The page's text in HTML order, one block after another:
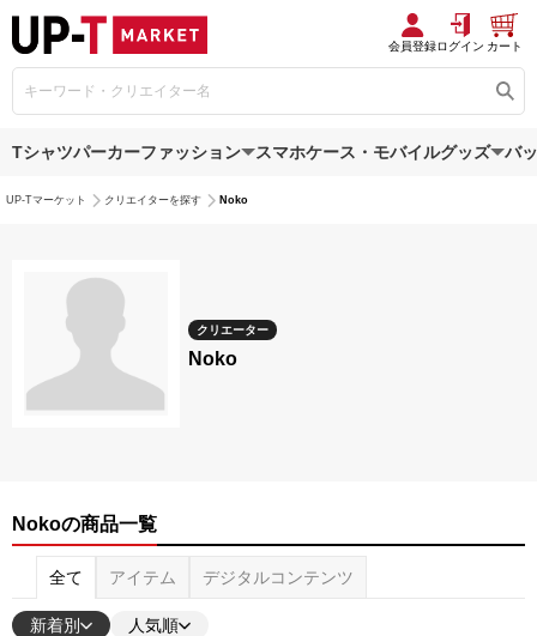
会員登録ログイン カート
Tシャツパーカーファッション スマホケース・モバイルグッズ バ
UP-Tマーケット クリエイターを探す Noko
クリエーター
Noko
Nokoの商品一覧
全て アイテム デジタルコンテンツ
新着別 人気順